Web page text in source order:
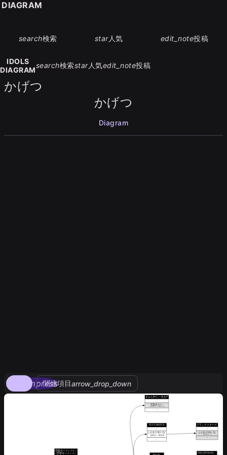
search検索 star人気 edit_note投稿
IDOLS
DIAGRAM
search検索star人気edit_note投稿
かげつ
かげつ
Diagram
compress
関連項目arrow_drop_down